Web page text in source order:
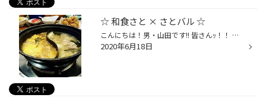
☆ 和食さと × さとバル ☆
こんにちは！男・山田です!! 皆さんｯ！！ 私、今週も守りましたよ☆ 【 STAY TOKYO 】☆☆(￣ー￣)v笑 昨晩は 【 和食さと 】 さんに おじゃましてきましたー☆(^^)/ 今回はしゃぶしゃぶ食べ放題コース!! しゃぶしゃぶ食べ放題と言っても、 他にも [ お寿司 ] [ 天ぷら ] [ 焼き鳥 ] など バリエーショ...
2020年6月18日